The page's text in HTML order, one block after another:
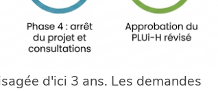
d'ici 3 ans. Les demandes